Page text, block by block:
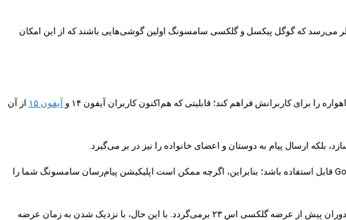
اینطور به نظر می‌رسد که گوگل پیکسل و گلکسی سامسونگ اولین گوشی‌هایی باشند که از این امکان
برای کاربرانش فراهم کند؛ قابلیتی که هم‌اکنون کاربران آیفون ۱۴ و آیفون ۱۵
از آن
بلکه ارسال پیام به دوستان و اعضای خانواده را نیز در بر می‌گیرد.
این قابلیت به صورت پیش‌فرض در اپلیکیشن‌های پیام‌رسان SMS و MMS گنجانده خواهد شد، اما به نظر می‌رسد در ابتدا تنها از طریق اپلیکیشن Google Messages قابل استفاده باشد؛ بنابراین، اگرچه ممکن است اپلیکیشن پیام‌رسان سامسونگ شما را
با وجود این محدودیت احتمالا کاربران سامسونگ چندان نگران نخواهند بود. چرا که شایعات مربوط به ورود قابلیت اتصال ماهواره‌ای به گوشی های سامسونگ به دوران پیش از عرضه گلکسی اس ۲۳ برمی‌گردد. با این حال، با نزدیک شدن به زمان عرضه